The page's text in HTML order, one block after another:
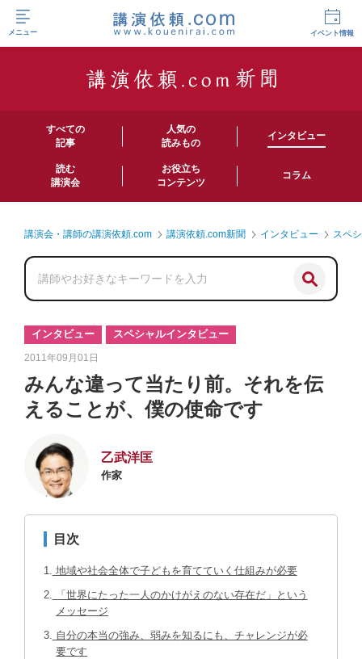
メニュー イベント情報
すべての
記事
人気の
読みもの
インタビュー
読む
講演会
お役立ち
コンテンツ
コラム
講演会・講師の講演依頼.com 講演依頼.com新聞 インタビュー スペ
インタビュー スペシャルインタビュー
2011年09月01日
みんな違って当たり前。それを伝
えることが、僕の使命です
乙武洋匡
作家
目次
1
地域や社会全体で子どもを育てていく仕組みが必要
2
「世界にたった一人のかけがえのない存在だ」という
メッセージ
3
自分の本当の強み、弱みを知るにも、チャレンジが必
要です